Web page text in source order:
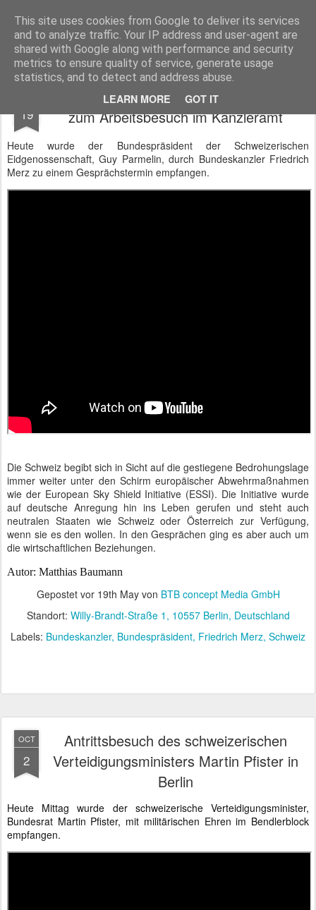
This site uses cookies from Google to deliver its services
and to analyze traffic. Your IP address and user-agent are
shared with Google along with performance and security
metrics to ensure quality of service, generate usage
statistics, and to detect and address abuse.
LEARN MORE GOT IT
BTB concept Media GmbH Presseberichte zu Bundespolitik, Diplomatie, Sicherheitspolitik, Wirtschaft, Fahrzeugtechnik und IT - Pressedienst, Fachartikel, Bildredaktion, O-Ton-Videos
19
Schweizerischer Präsident Guy Parmelin
zum Arbeitsbesuch im Kanzleramt
Heute wurde der Bundespräsident der Schweizerischen
Eidgenossenschaft, Guy Parmelin, durch Bundeskanzler Friedrich
Merz zu einem Gesprächstermin empfangen.
Die Schweiz begibt sich in Sicht auf die gestiegene Bedrohungslage
immer weiter unter den Schirm europäischer Abwehrmaßnahmen
wie der European Sky Shield Initiative (ESSI). Die Initiative wurde
auf deutsche Anregung hin ins Leben gerufen und steht auch
neutralen Staaten wie Schweiz oder Österreich zur Verfügung,
wenn sie es den wollen. In den Gesprächen ging es aber auch um
die wirtschaftlichen Beziehungen.
Autor: Matthias Baumann
Gepostet vor 19th Mayvon BTB concept Media GmbH
Standort: Willy-Brandt-Straße 1, 10557 Berlin, Deutschland
Labels: Bundeskanzler Bundespräsident Friedrich Merz Schweiz
OCT
2
Antrittsbesuch des schweizerischen
Verteidigungsministers Martin Pfister in
Berlin
Heute Mittag wurde der schweizerische Verteidigungsminister,
Bundesrat Martin Pfister, mit militärischen Ehren im Bendlerblock
empfangen.